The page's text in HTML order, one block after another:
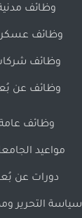
وظائف
وظائف
وظائف
وظائف عن
وظائف
مواعيد
دورات عن
سياسة التحرير